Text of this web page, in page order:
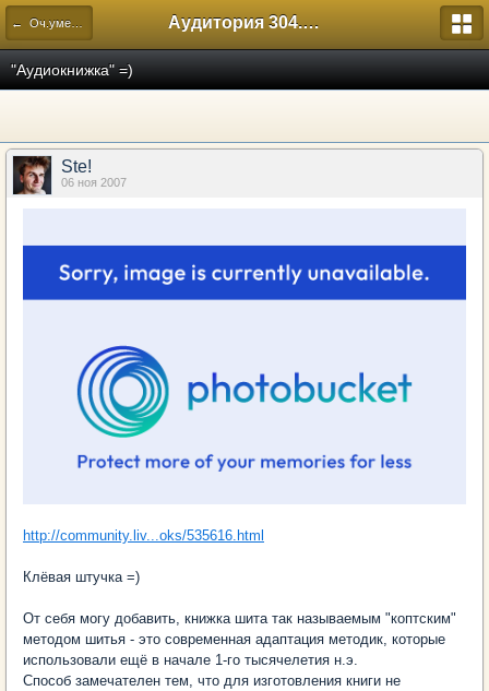
← Оч.умелые ручки Аудитория 304. История России
"Аудиокнижка" =)
Ste!
06 ноя 2007
http://community.liv...oks/535616.html
Клёвая штучка =)
От себя могу добавить, книжка шита так называемым "коптским"
методом шитья - это современная адаптация методик, которые
использовали ещё в начале 1-го тысячелетия н.э.
Способ замечателен тем, что для изготовления книги не